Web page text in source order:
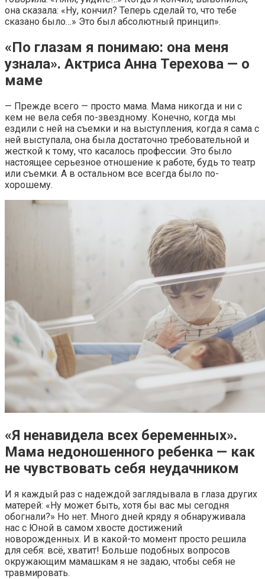
она сказала: «Ну, кончил? Теперь сделай то, что тебе
сказано было…» Это был абсолютный принцип».
«По глазам я понимаю: она меня
узнала». Актриса Анна Терехова — о
маме
— Прежде всего — просто мама. Мама никогда и ни с
кем не вела себя по-звездному. Конечно, когда мы
ездили с ней на съемки и на выступления, когда я сама с
ней выступала, она была достаточно требовательной и
жесткой к тому, что касалось профессии. Это было
настоящее серьезное отношение к работе, будь то театр
или съемки. А в остальном все всегда было по-
хорошему.
«Я ненавидела всех беременных».
Мама недоношенного ребенка — как
не чувствовать себя неудачником
И я каждый раз с надеждой заглядывала в глаза других
матерей: «Ну может быть, хотя бы вас мы сегодня
обогнали?» Но нет. Много дней кряду я обнаруживала
нас с Юной в самом хвосте достижений
новорожденных. И в какой-то момент просто решила
для себя: всё, хватит! Больше подобных вопросов
окружающим мамашкам я не задаю, чтобы себя не
травмировать.